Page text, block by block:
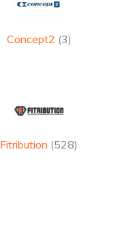
Concept2 (3)
Fitribution (528)